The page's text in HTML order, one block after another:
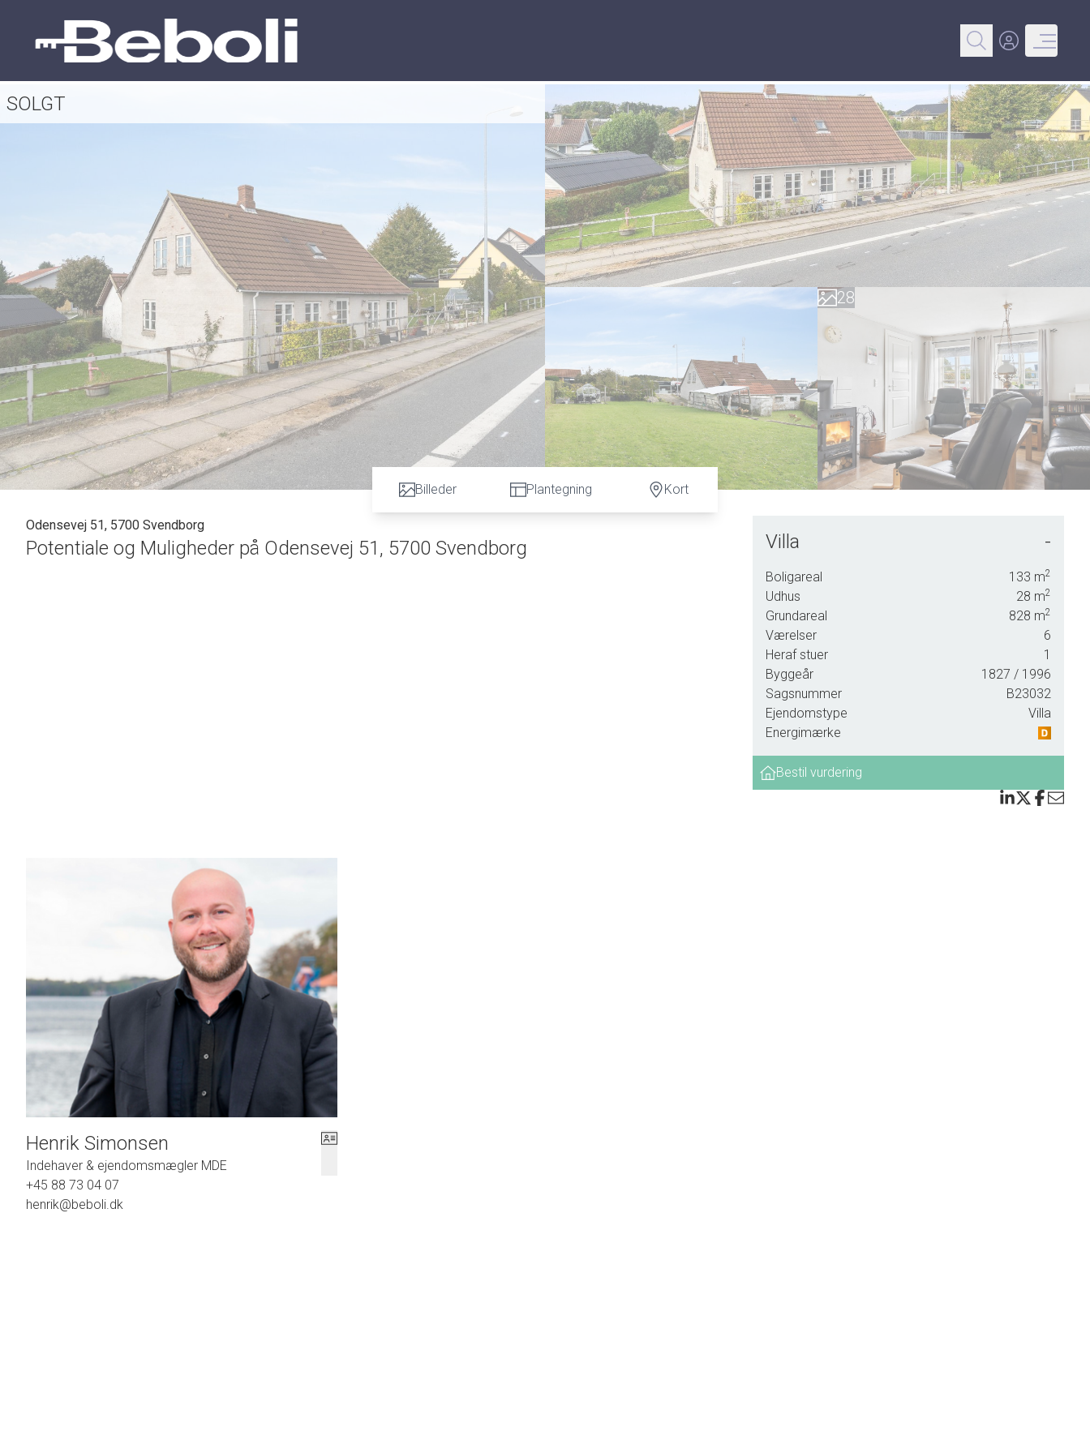
SOLGT
0
2
4
7
8
9
0
1
2
3
4
5
6
8
Billeder Plantegning Kort
Odensevej 51, 5700 Svendborg
Potentiale og Muligheder på Odensevej 51, 5700 Svendborg
Beliggende på Odensevej 51, er denne ejendom omgivet af en skøn natur og rekreative muligheder. Du kan udforske de omkringliggende naturskønheder, herunder
Svendborgs fantastiske stisystemer, som fører dig til lokale parker og naturskønne områder. Disse er perfekte til gåture og rekreation og giver mulighed for at fordybe
Svendborgs Naturperler inden for Rækkevidde
Inden for en 10 km radius finder du en skattekiste af naturskønhed. Svendborg byder på idylliske kyststrækninger og skovområder, herunder det smukke
Christiansminde Skov og den maleriske kystlinje langs Svendborg Sund. Dette område er perfekt til vandreture, picnics og havudsigt.
Områdets Pulserende Centrum
Samtidig er du tæt på Svendborgs pulserende centrum, hvor butikker, restauranter og kulturelle oplevelser venter. Dette giver dig den perfekte balance mellem ro og
liv, mellem historisk charme og moderne bekvemmeligheder.
Odensevej 51 er mere end blot en ejendom - det er et projekt, der venter på at blive forvandlet til dit drømmehjem. Tag udfordringen op og lad din kreativitet blomstre.
Kontakt os i dag for en besigtigelse, og begynd rejsen mod at skabe dit eget unikke hjemmemiljø i et område, der er fyldt med naturperler og kulturelle oplevelser. Her
Villa -
Boligareal 133 m2
Udhus 28 m2
Grundareal 828 m2
Værelser
6
Heraf stuer
1
Byggeår
1827 / 1996
Sagsnummer
B23032
Ejendomstype
Villa
Energimærke
Bestil vurdering
Henrik Simonsen
Indehaver & ejendomsmægler MDE
+45 88 73 04 07
henrik@beboli.dk